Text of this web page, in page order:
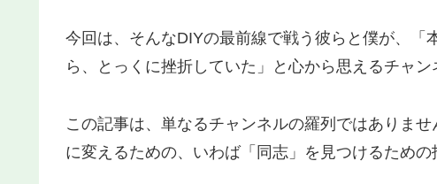
今回は、そんなDIYの最前線で戦う彼らと僕が、「
ら、とっくに挫折していた」と心から思えるチャン
この記事は、単なるチャンネルの羅列ではありま
に変えるための、いわば「同志」を見つけるための